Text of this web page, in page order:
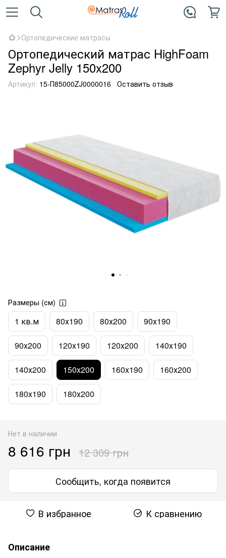
Ортопедические матрасы
Ортопедический матрас HighFoam
Zephyr Jelly 150x200
Артикул: 15-П85000ZJ0000016 Оставить отзыв
Размеры (см)
1 кв.м 80х190 80х200 90х190
90х200 120х190 120х200 140х190
140х200 150х200 160х190 160х200
180х190 180х200
Нет в наличии
8 616 грн 12 309 грн
Сообщить, когда появится
В избранное К сравнению
Описание